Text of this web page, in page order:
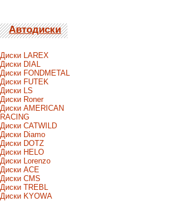
Автодиски
Диски LAREX
Диски DIAL
Диски FONDMETAL
Диски FUTEK
Диски LS
Диски Roner
Диски AMERICAN
RACING
Диски CATWILD
Диски Diamo
Диски DOTZ
Диски HELO
Диски Lorenzo
Диски ACE
Диски CMS
Диски TREBL
Диски KYOWA